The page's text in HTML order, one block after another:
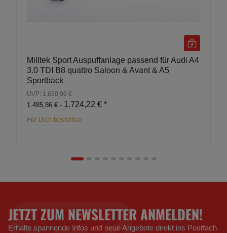
Milltek Sport Auspuffanlage passend für Audi A4
3.0 TDI B8 quattro Saloon & Avant & A5
Sportback
UVP: 1.650,96 €
1.485,86 € - 1.724,22 € *
Für Dich bestellbar
JETZT ZUM NEWSLETTER ANMELDEN!
Erhalte spannende Infos und neue Angebote direkt ins Postfach